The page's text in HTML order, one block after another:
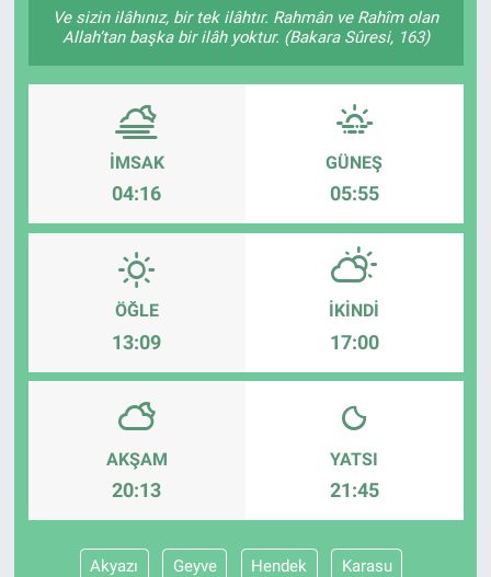
Ve sizin ilâhınız, bir tek ilâhtır. Rahmân ve Rahîm olan
Allah’tan başka bir ilâh yoktur. (Bakara Sûresi, 163)
İMSAK
04:16
GÜNEŞ
05:55
ÖĞLE
13:09
İKINDI
17:00
AKŞAM
20:13
YATSI
21:45
Akyazı Geyve Hendek Karasu
Sağlıklı Yaşam
Yaşam